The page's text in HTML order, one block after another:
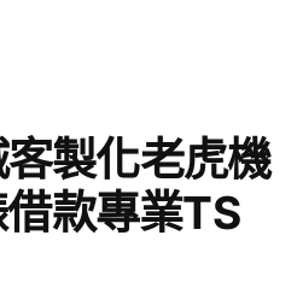
製化老虎機
款專業TS